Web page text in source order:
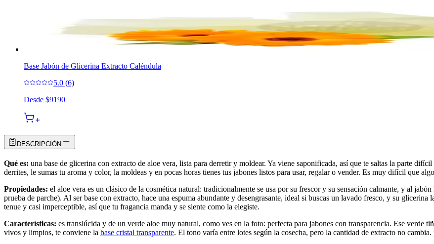
Base Jabón de Glicerina Extracto Caléndula
5.0 (6)
Desde $9190
DESCRIPCIÓN
Qué es: una base de glicerina con extracto de aloe vera, lista para derretir y moldear. Ya viene saponificada, así que te saltas la parte
derrites, le sumas tu aroma y color, la moldeas y en pocas horas tienes tus jabones listos para usar, regalar o vender. Es muy difícil que
Propiedades: el aloe vera es un clásico de la cosmética natural: tradicionalmente se usa por su frescor y su sensación calmante, y al
prueba de parche). Al ser base con extracto, hace una espuma abundante y desengrasante, ideal si buscas un lavado fresco, y su
tenue y casi imperceptible, así que tu fragancia manda y se siente como la elegiste.
Características: es translúcida y de un verde aloe muy natural, como ves en la foto: perfecta para jabones con transparencia. Ese verde
vivos y limpios, te conviene la base cristal transparente. El tono varía entre lotes según la cosecha, pero la cantidad de extracto no